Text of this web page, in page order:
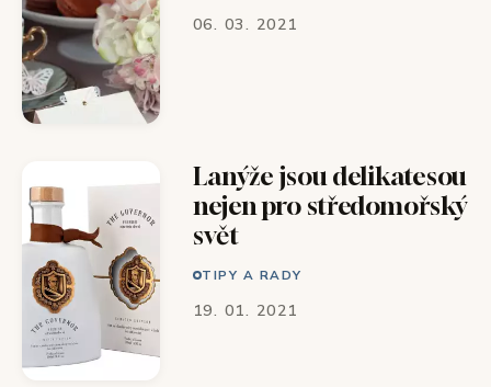
06. 03. 2021
Lanýže jsou delikatesou
nejen pro středomořský
svět
TIPY A RADY
19. 01. 2021